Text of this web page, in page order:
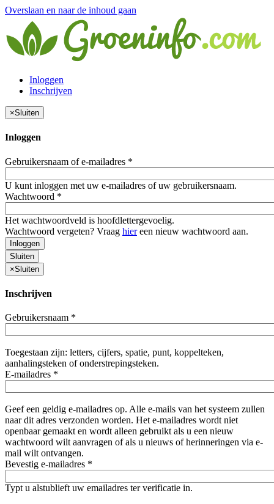
Overslaan en naar de inhoud gaan
Inloggen
Inschrijven
×Sluiten
Inloggen
Gebruikersnaam of e-mailadres *
U kunt inloggen met uw e-mailadres of uw gebruikersnaam.
Wachtwoord *
Het wachtwoordveld is hoofdlettergevoelig.
Wachtwoord vergeten? Vraag hiereen nieuw wachtwoord aan.
Inloggen
Sluiten
×Sluiten
Inschrijven
Gebruikersnaam *
Toegestaan zijn: letters, cijfers, spatie, punt, koppelteken,
aanhalingsteken of onderstrepingsteken.
E-mailadres *
Geef een geldig e-mailadres op. Alle e-mails van het systeem zullen
naar dit adres verzonden worden. Het e-mailadres wordt niet
openbaar gemaakt en wordt alleen gebruikt als u een nieuw
wachtwoord wilt aanvragen of als u nieuws of herinneringen via e-
mail wilt ontvangen.
Bevestig e-mailadres *
Typt u alstublieft uw emailadres ter verificatie in.